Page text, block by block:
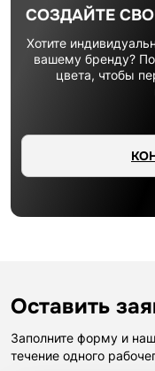
СОЗДАЙТЕ
Хотите
вашему бренду?
цвета, чтобы
Оставить
Заполните форму и
течение одного